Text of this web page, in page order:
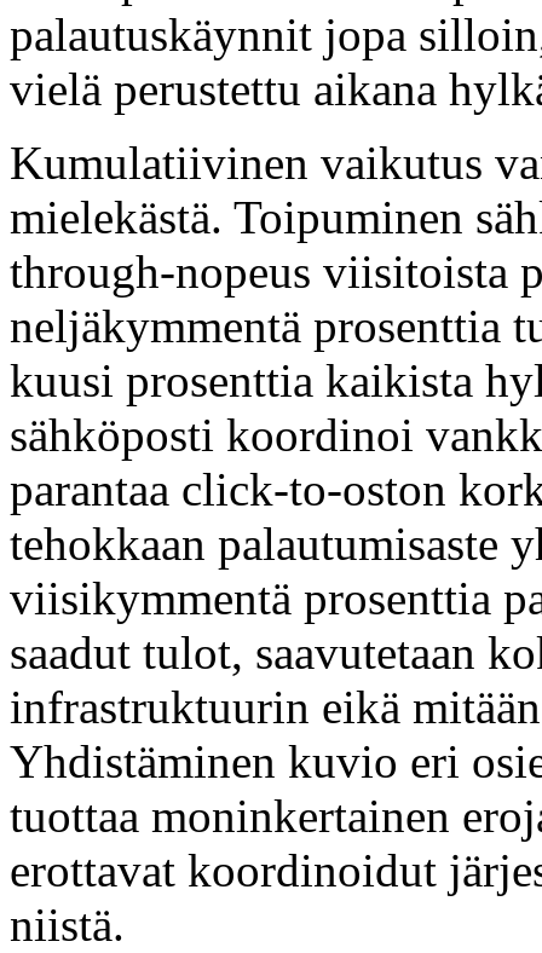
palautuskäynnit jopa
vielä perustettu aikana
Kumulatiivinen vaikutus
mielekästä. Toipuminen
through-nopeus viisitoista
neljäkymmentä prosenttia
kuusi prosenttia kaikista
sähköposti koordinoi
parantaa click-to-oston
tehokkaan palautumisaste
viisikymmentä prosenttia
saadut tulot, saavutetaan
infrastruktuurin eikä
Yhdistäminen kuvio eri
tuottaa moninkertainen
erottavat koordinoidut
niistä.